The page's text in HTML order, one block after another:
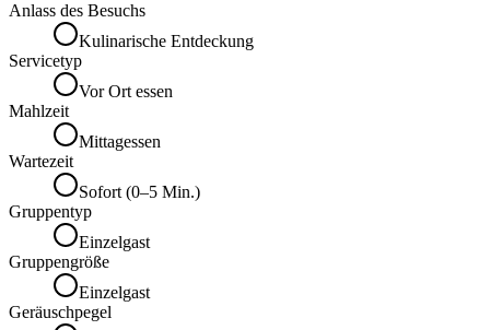
Anlass des Besuchs
Kulinarische Entdeckung
Servicetyp
Vor Ort essen
Mahlzeit
Mittagessen
Wartezeit
Sofort (0–5 Min.)
Gruppentyp
Einzelgast
Gruppengröße
Einzelgast
Geräuschpegel